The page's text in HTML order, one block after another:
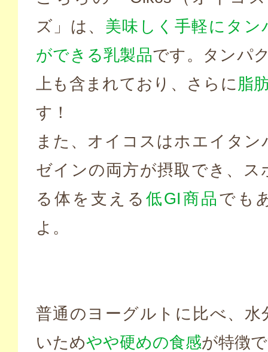
ズ」は、 美味しく手軽にタン
ができる乳製品です。タンパ
上も含まれており、さらに脂
す！
また、オイコスはホエイタン
ゼインの両方が摂取でき、ス
る体を支える 低GI商品 でも
よ。
普通のヨーグルトに比べ、水
いためやや硬めの食感が特徴